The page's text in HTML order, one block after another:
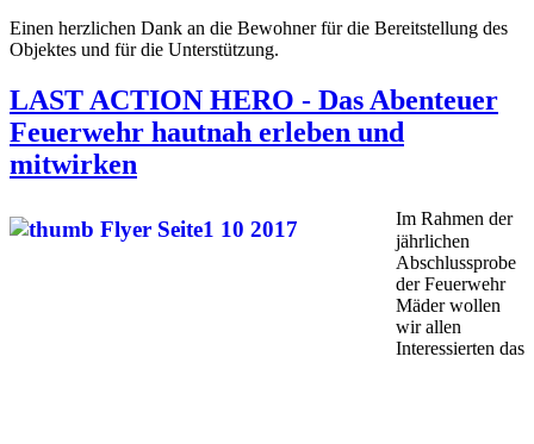
Einen herzlichen Dank an die Bewohner für die Bereitstellung des
Objektes und für die Unterstützung.
LAST ACTION HERO - Das Abenteuer
Feuerwehr hautnah erleben und
mitwirken
Im Rahmen der
jährlichen
Abschlussprobe
der Feuerwehr
Mäder wollen
wir allen
Interessierten das